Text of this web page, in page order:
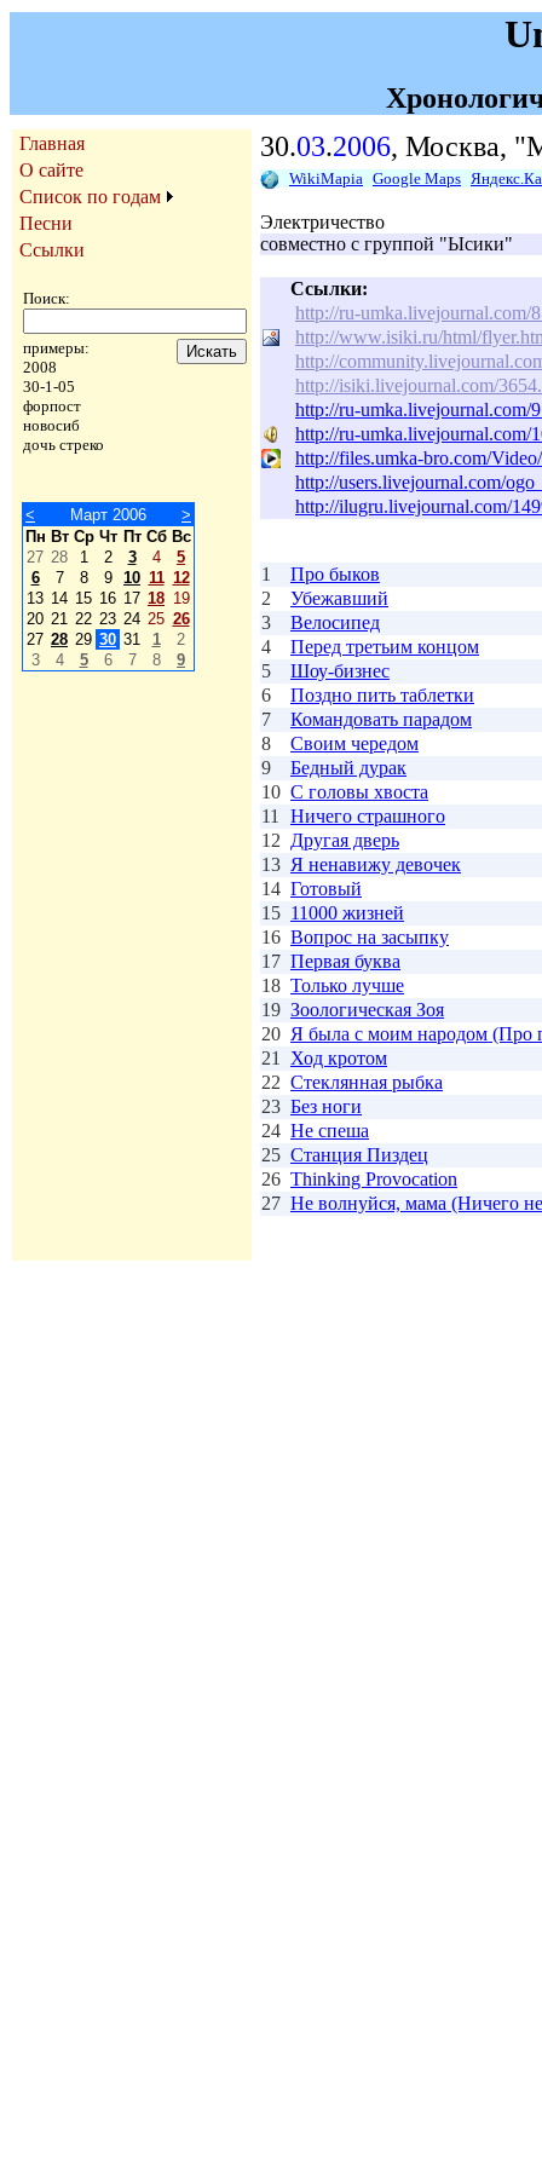
Главная
О сайте
Список по годам
Песни
Ссылки
Поиск:
примеры:
2008
30-1-05
форпост
новосиб
дочь стреко
< Март 2006
>
Пн Вт Ср Чт Пт Сб Вс
27 28 1 2 3 4
5
6
7 8 9 10 11 12
13 14 15 16 17 18 19
20 21 22 23 24 25 26
27 28 29 30 31 1
2
3
4 5 6 7 8 9
30.03.2006, Москва,
WikiMapia Google Maps
Электричество
совместно с группой "Ысики"
Ссылки:
http://ru-umka.livejournal.com/
http://www.isiki.ru/html/
http://
http://isiki.livejournal.com/
http://ru-umka.livejournal.com/
http://ru-umka.livejournal.com/
http://files.umka-bro.com/
http://users.livejournal.com/
http://ilugru.livejournal.com/
1
Про быков
2
Убежавший
3
Велосипед
4
Перед третьим концом
5
Шоу-бизнес
6
Поздно пить таблетки
7
Командовать парадом
8
Своим чередом
9
Бедный дурак
10 С головы хвоста
11
Ничего страшного
12 Другая дверь
13 Я ненавижу девочек
14 Готовый
15 11000 жизней
16 Вопрос на засыпку
17 Первая буква
18 Только лучше
19 Зоологическая Зоя
20 Я была с моим народом (Про
21
Ход кротом
22 Стеклянная рыбка
23 Без ноги
24 Не спеша
25 Станция Пиздец
26 Thinking Provocation
27 Не волнуйся, мама (Ничего